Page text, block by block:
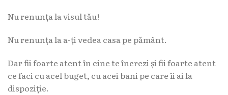
Nu renunța la visul tău!
Nu renunța la a-ți vedea casa pe pământ.
Dar fii foarte atent în cine te încrezi și fii foarte atent
ce faci cu acel buget, cu acei bani pe care îi ai la
dispoziție.